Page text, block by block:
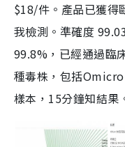
$18/件。產品已獲得
我檢測。準確度
99.8%，已經通過臨
種毒株，包括
樣本，15分鐘知結果